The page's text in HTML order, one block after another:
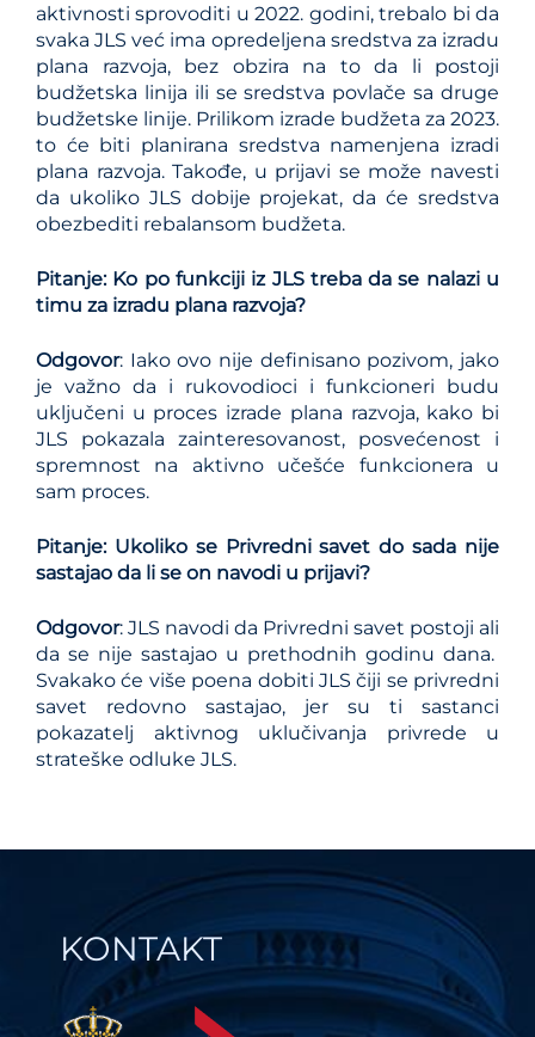
aktivnosti sprovoditi u 2022. godini, trebalo bi da
svaka JLS već ima opredeljena sredstva za izradu
plana razvoja, bez obzira na to da li postoji
budžetska linija ili se sredstva povlače sa druge
budžetske linije. Prilikom izrade budžeta za 2023.
to će biti planirana sredstva namenjena izradi
plana razvoja. Takođe, u prijavi se može navesti
da ukoliko JLS dobije projekat, da će sredstva
obezbediti rebalansom budžeta.
Pitanje: Ko po funkciji iz JLS treba da se nalazi u
timu za izradu plana razvoja?
Odgovor: Iako ovo nije definisano pozivom, jako
je važno da i rukovodioci i funkcioneri budu
uključeni u proces izrade plana razvoja, kako bi
JLS pokazala zainteresovanost, posvećenost i
spremnost na aktivno učešće funkcionera u
sam proces.
Pitanje: Ukoliko se Privredni savet do sada nije
sastajao da li se on navodi u prijavi?
Odgovor: JLS navodi da Privredni savet postoji ali
da se nije sastajao u prethodnih godinu dana.
Svakako će više poena dobiti JLS čiji se privredni
savet redovno sastajao, jer su ti sastanci
pokazatelj aktivnog uklučivanja privrede u
strateške odluke JLS.
KONTAKT